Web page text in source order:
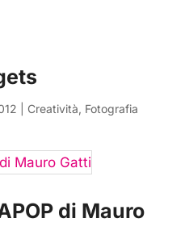
Creatività, Fotografia
di Mauro